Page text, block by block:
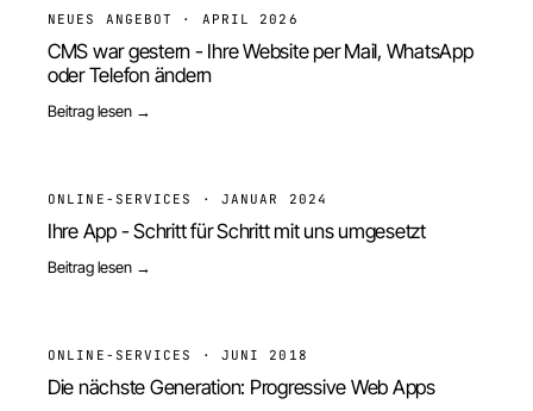
NEUES ANGEBOT · APRIL 2026
CMS war gestern - Ihre Website per Mail, WhatsApp
oder Telefon ändern
Beitrag lesen →
ONLINE-SERVICES · JANUAR 2024
Ihre App - Schritt für Schritt mit uns umgesetzt
Beitrag lesen →
ONLINE-SERVICES · JUNI 2018
Die nächste Generation: Progressive Web Apps